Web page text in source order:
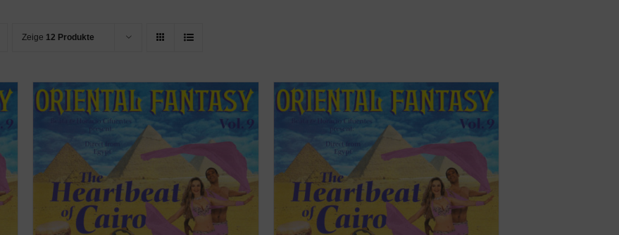
Zeige 12 Produkte